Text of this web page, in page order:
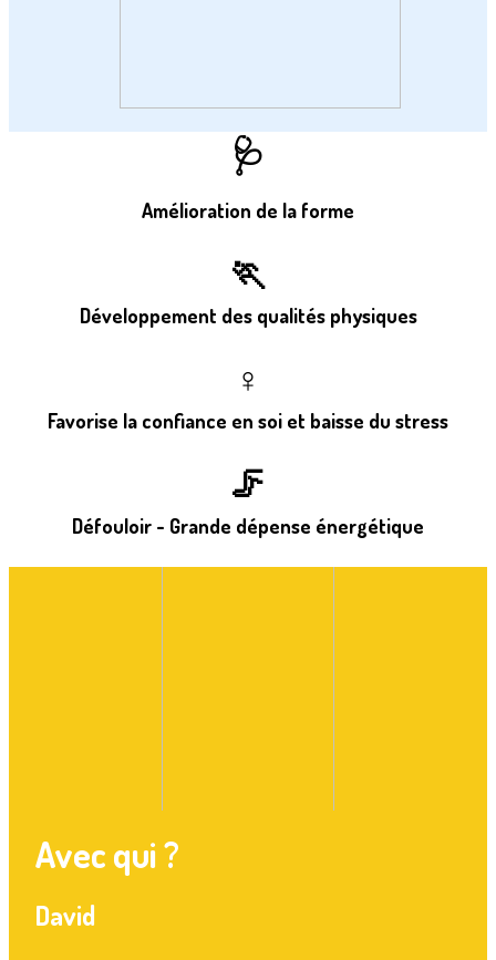
🩺
Amélioration de la forme
🏃
Développement des qualités physiques
♀️
Favorise la confiance en soi et baisse du stress
🦵
Défouloir - Grande dépense énergétique
Avec qui ?
David